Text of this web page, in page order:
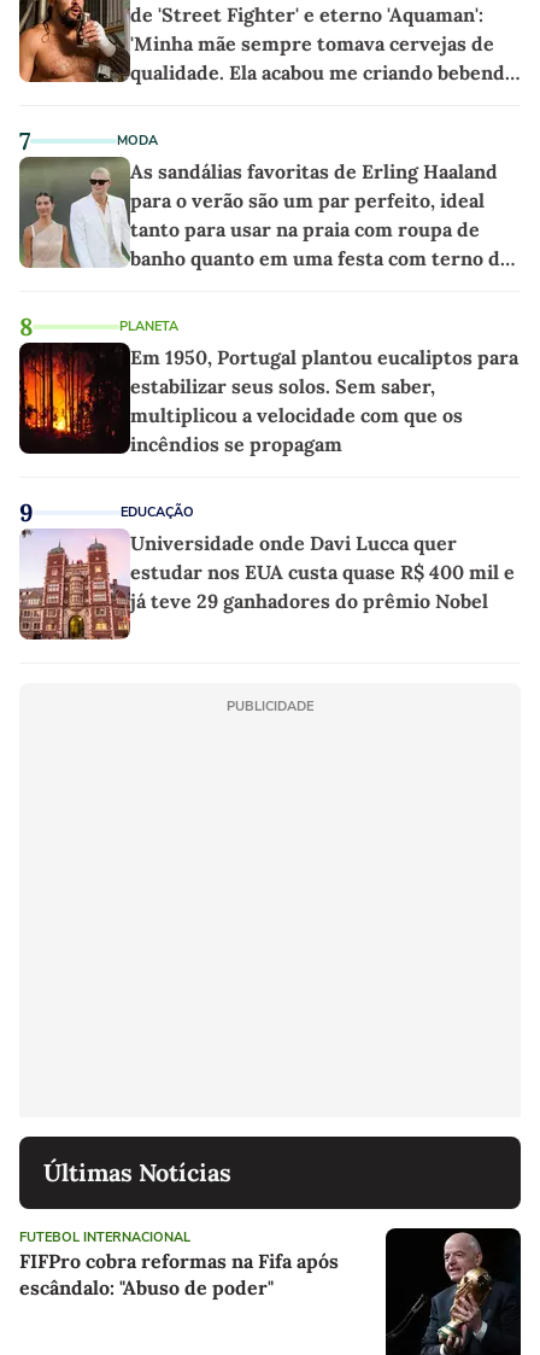
de 'Street Fighter' e eterno 'Aquaman':
'Minha mãe sempre tomava cervejas de
qualidade. Ela acabou me criando bebendo
7 MODA
As sandálias favoritas de Erling Haaland
para o verão são um par perfeito, ideal
tanto para usar na praia com roupa de
banho quanto em uma festa com terno de
8 PLANETA
Em 1950, Portugal plantou eucaliptos para
estabilizar seus solos. Sem saber,
multiplicou a velocidade com que os
incêndios se propagam
9 EDUCAÇÃO
Universidade onde Davi Lucca quer
estudar nos EUA custa quase R$ 400 mil e
já teve 29 ganhadores do prêmio Nobel
PUBLICIDADE
Últimas Notícias
FUTEBOL INTERNACIONAL
FIFPro cobra reformas na Fifa após
escândalo: "Abuso de poder"